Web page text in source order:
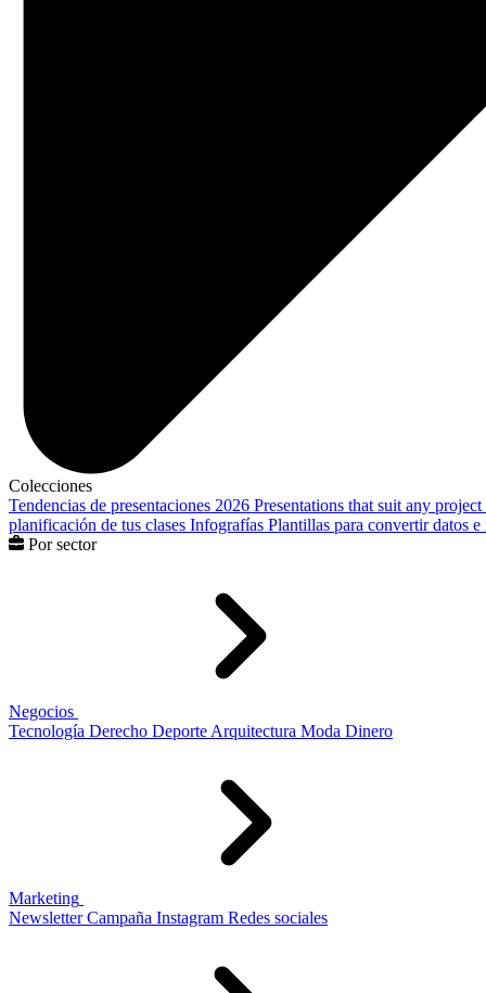
Colecciones
Tendencias de presentaciones 2026 Presentations that suit any project
planificación de tus clases Infografías Plantillas para convertir datos
Por sector
Negocios
Tecnología Derecho Deporte Arquitectura Moda Dinero
Marketing
Newsletter Campaña Instagram Redes sociales